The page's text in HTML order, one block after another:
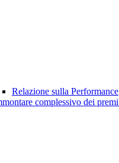
Relazione sulla Performance
complessivo dei premi